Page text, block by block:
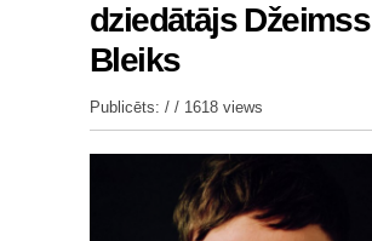
dziedātājs Džeimss
Bleiks
Publicēts: / / 1618 views